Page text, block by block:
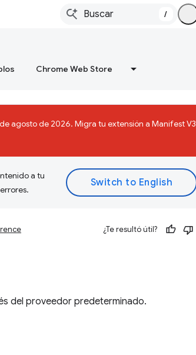
/
Chrome Web Store
agosto de 2026. Migra tu extensión a Manifest V3
a tu
¿Te resultó útil?
del proveedor predeterminado.